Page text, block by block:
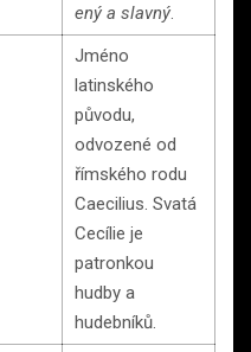
ený a slavný
Jméno
latinského
původu,
odvozené od
římského rodu
Caecilius. Svatá
Cecílie je
patronkou
hudby a
hudebníků.